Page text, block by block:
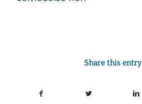
Share this entry